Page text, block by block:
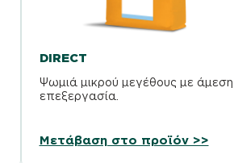
DIRECT
Ψωμιά μικρού μεγέθους με άμεση
επεξεργασία.
Μετάβαση στο προϊόν >>